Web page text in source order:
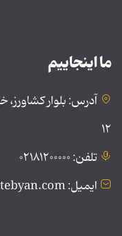
ما اینجاییم
آدرس: بلوار
۱۲
تلفن: ۰۲۱۸۱۲۰۰۰۰۰
ایمیل: public@tebyan.com